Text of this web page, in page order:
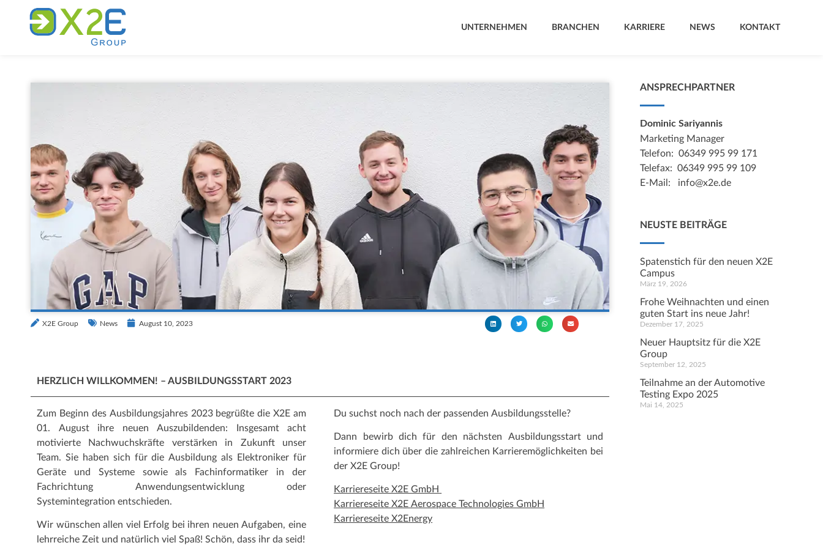
UNTERNEHMEN BRANCHEN KARRIERE NEWS KONTAKT
X2E Group News August 10, 2023
HERZLICH WILLKOMMEN! – AUSBILDUNGSSTART 2023
Zum Beginn des Ausbildungsjahres 2023 begrüßte die X2E am
01. August ihre neuen Auszubildenden: Insgesamt acht
motivierte Nachwuchskräfte verstärken in Zukunft unser
Team. Sie haben sich für die Ausbildung als Elektroniker für
Geräte und Systeme sowie als Fachinformatiker in der
Fachrichtung Anwendungsentwicklung oder
Systemintegration entschieden.
Wir wünschen allen viel Erfolg bei ihren neuen Aufgaben, eine
lehrreiche Zeit und natürlich viel Spaß! Schön, dass ihr da seid!
Du suchst noch nach der passenden Ausbildungsstelle?
Dann bewirb dich für den nächsten Ausbildungsstart und
informiere dich über die zahlreichen Karrieremöglichkeiten bei
der X2E Group!
Karriereseite X2E GmbH
Karriereseite X2E Aerospace Technologies GmbH
Karriereseite X2Energy
ANSPRECHPARTNER
Dominic Sariyannis
Marketing Manager
Telefon: 06349 995 99 171
Telefax: 06349 995 99 109
E-Mail: info@x2e.de
NEUSTE BEITRÄGE
Spatenstich für den neuen X2E
Campus
März 19, 2026
Frohe Weihnachten und einen
guten Start ins neue Jahr!
Dezember 17, 2025
Neuer Hauptsitz für die X2E
Group
September 12, 2025
Teilnahme an der Automotive
Testing Expo 2025
Mai 14, 2025